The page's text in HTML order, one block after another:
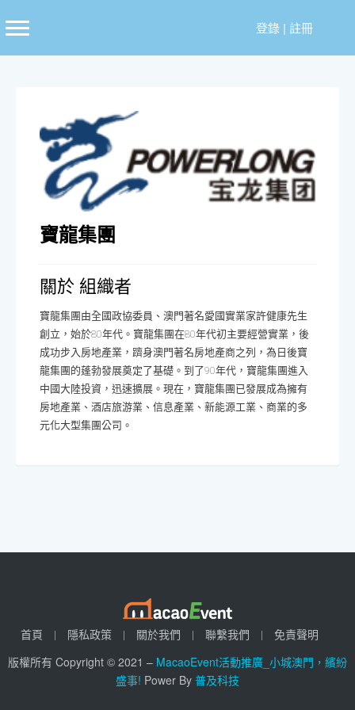
至
登錄| 註冊
寶龍集團
關於 組織者
寶龍集團由全國政協委員、澳門著名愛國實業家許健康先生
創立，始於80年代。寶龍集團在80年代初主要經營實業，後
成功步入房地產業，躋身澳門著名房地產商之列，為日後寶
龍集團的蓬勃發展奠定了基礎。到了90年代，寶龍集團進入
中國大陸投資，迅速擴展。現在，寶龍集團已發展成為擁有
房地產業、酒店旅游業、信息產業、新能源工業、商業的多
元化大型集團公司。
首頁 隱私政策 關於我們 聯繫我們
免責聲明
版權所有 Copyright © 2021 – MacaoEvent活動推廣_小城澳門，繽紛
盛事! Power By 普及科技